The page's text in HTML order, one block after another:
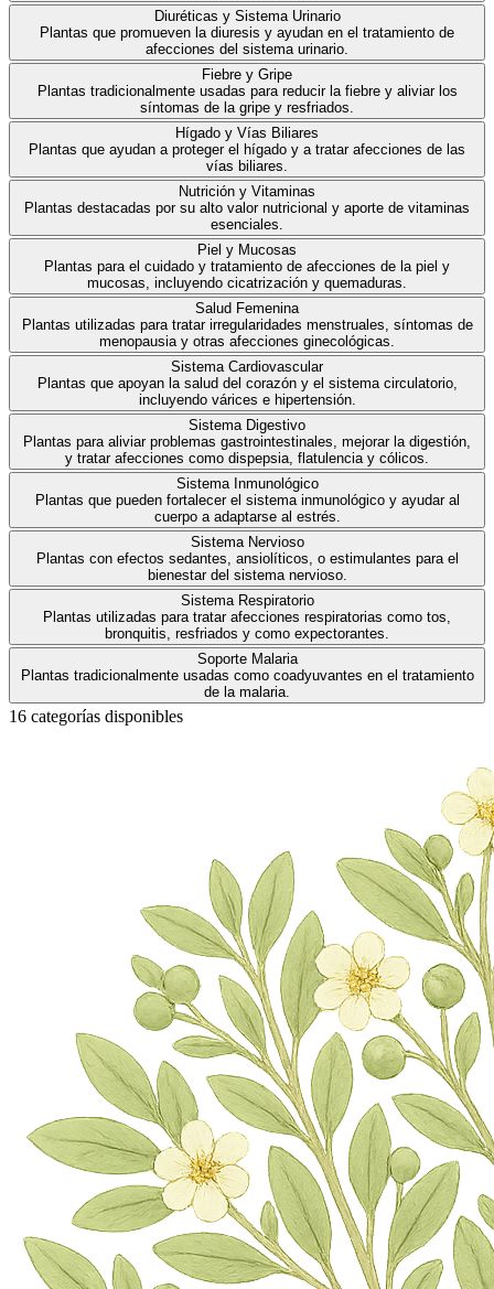
Diuréticas y Sistema Urinario
Plantas que promueven la diuresis y ayudan en el tratamiento de
afecciones del sistema urinario.
Fiebre y Gripe
Plantas tradicionalmente usadas para reducir la fiebre y aliviar los
síntomas de la gripe y resfriados.
Hígado y Vías Biliares
Plantas que ayudan a proteger el hígado y a tratar afecciones de las
vías biliares.
Nutrición y Vitaminas
Plantas destacadas por su alto valor nutricional y aporte de vitaminas
esenciales.
Piel y Mucosas
Plantas para el cuidado y tratamiento de afecciones de la piel y
mucosas, incluyendo cicatrización y quemaduras.
Salud Femenina
Plantas utilizadas para tratar irregularidades menstruales, síntomas de
menopausia y otras afecciones ginecológicas.
Sistema Cardiovascular
Plantas que apoyan la salud del corazón y el sistema circulatorio,
incluyendo várices e hipertensión.
Sistema Digestivo
Plantas para aliviar problemas gastrointestinales, mejorar la digestión,
y tratar afecciones como dispepsia, flatulencia y cólicos.
Sistema Inmunológico
Plantas que pueden fortalecer el sistema inmunológico y ayudar al
cuerpo a adaptarse al estrés.
Sistema Nervioso
Plantas con efectos sedantes, ansiolíticos, o estimulantes para el
bienestar del sistema nervioso.
Sistema Respiratorio
Plantas utilizadas para tratar afecciones respiratorias como tos,
bronquitis, resfriados y como expectorantes.
Soporte Malaria
Plantas tradicionalmente usadas como coadyuvantes en el tratamiento
de la malaria.
16 categorías disponibles